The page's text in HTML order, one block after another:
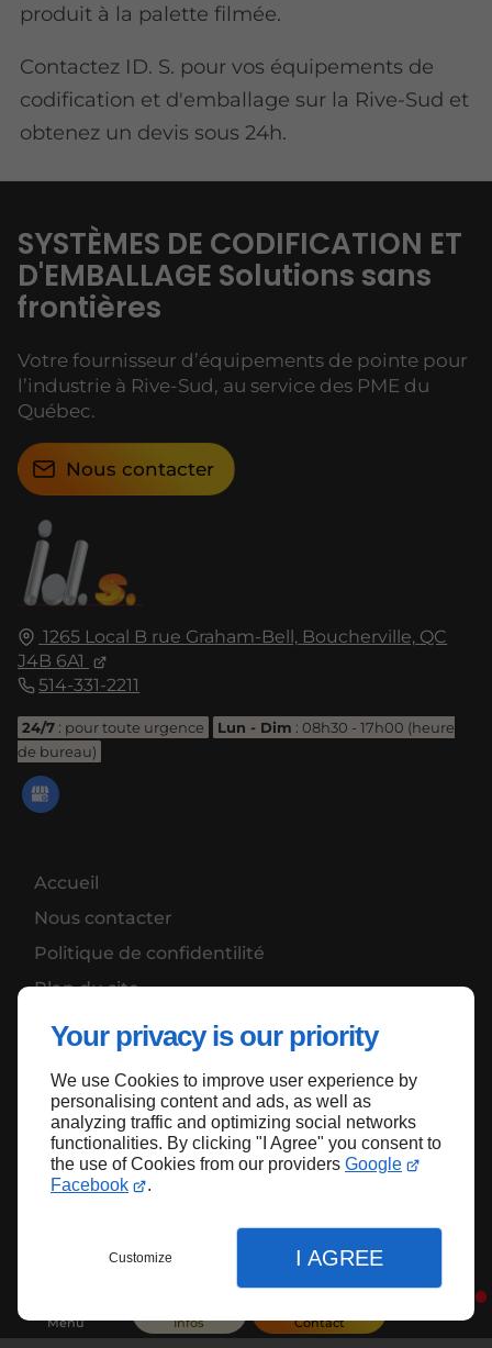
Your privacy is our priority
We use Cookies to improve user experience by
personalising content and ads, as well as
analyzing traffic and optimizing social networks
functionalities. By clicking "I Agree" you consent to
the use of Cookies from our providers Google
Facebook
.
Customize I AGREE
Menu Infos Contact
produit à la palette filmée.
Contactez ID. S. pour vos équipements de
codification et d'emballage sur la Rive-Sud et
obtenez un devis sous 24h.
1265 Local B rue Graham-Bell, Boucherville, QC
J4B 6A1
514-331-2211
24/7 : pour toute urgence Lun - Dim : 08h30 - 17h00 (heure
de bureau)
Accueil
Nous contacter
Politique de confidentilité
Plan du site
SYSTÈMES DE CODIFICATION ET
D'EMBALLAGE Solutions sans
frontières
Votre fournisseur d’équipements de pointe pour
l’industrie à Rive-Sud, au service des PME du
Québec.
Nous contacter
Haut de page